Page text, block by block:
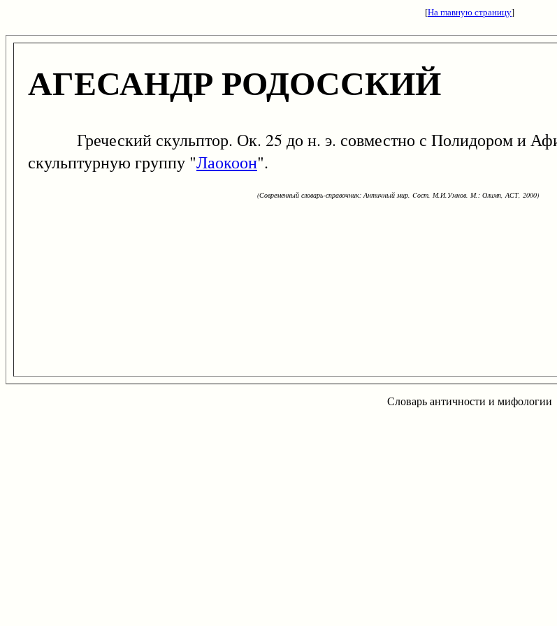
[На главную страницу]
АГЕСАНДР РОДОССКИЙ
Греческий скульптор. Ок. 25 до н. э. совместно с Полидором и
скульптурную группу "Лаокоон".
(Современный словарь-справочник: Античный мир. Cост. М.И.Умнов. М.: Олимп, АСТ, 2000)
Словарь античности и мифологии